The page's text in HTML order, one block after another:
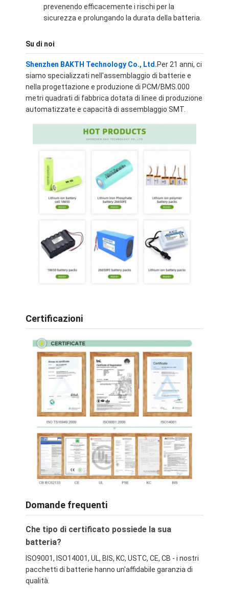
Chi Siamo
Controllo della qualità
Contattaci
Notizia
Ora chiacchieri
Pacchetto dell'Accumulatore litio-ione
Batteria LiFePO4
Batteria a ciclo profondo
BMS PCB PCM
Batterie al litio UPS
Accumulatore di idruro di nichel metallico
Batteria ricaricabile agli ioni di litio
Caricatore dell'Accumulatore litio-ione
prevenendo efficacemente i rischi per la
sicurezza e prolungando la durata della batteria.
Su di noi
Shenzhen BAKTH Technology Co., Ltd.Per 21 anni, ci
siamo specializzati nell'assemblaggio di batterie e
nella progettazione e produzione di PCM/BMS.000
metri quadrati di fabbrica dotata di linee di produzione
automatizzate e capacità di assemblaggio SMT.
Certificazioni
Domande frequenti
Che tipo di certificato possiede la sua
batteria?
ISO9001, ISO14001, UL, BIS, KC, USTC, CE, CB - i nostri
pacchetti di batterie hanno un'affidabile garanzia di
qualità.